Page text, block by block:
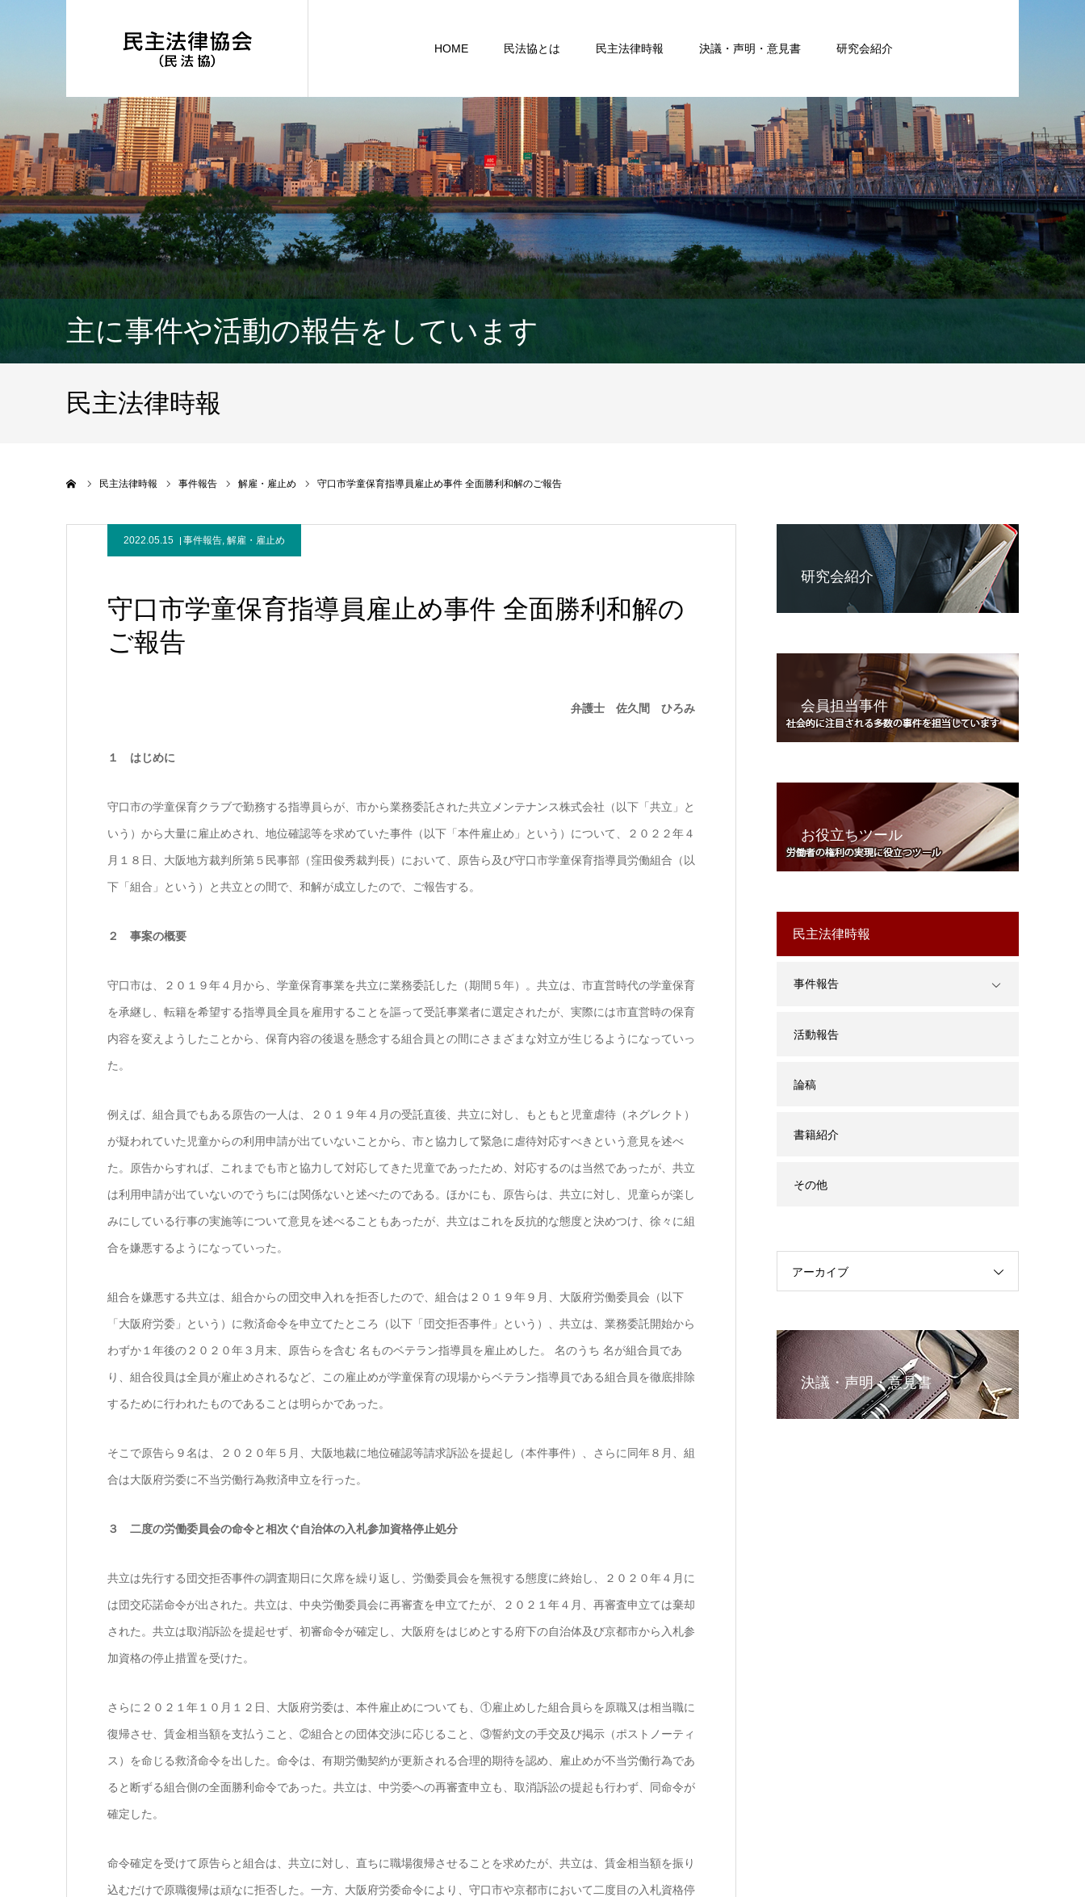
HOME 民法協とは 民主法律時報 決議・声明・意見書 研究会紹介
主に事件や活動の報告をしています
民主法律時報
民主法律時報 事件報告 解雇・雇止め 守口市学童保育指導員雇止め事件 全面勝利和解のご報告
2022.05.15 事件報告, 解雇・雇止め
守口市学童保育指導員雇止め事件 全面勝利和解の
ご報告
弁護士 佐久間 ひろみ
１ はじめに
守口市の学童保育クラブで勤務する指導員らが、市から業務委託された共立メンテナンス株式会社（以下「共立」と
いう）から大量に雇止めされ、地位確認等を求めていた事件（以下「本件雇止め」という）について、２０２２年４
月１８日、大阪地方裁判所第５民事部（窪田俊秀裁判長）において、原告ら及び守口市学童保育指導員労働組合（以
下「組合」という）と共立との間で、和解が成立したので、ご報告する。
２ 事案の概要
守口市は、２０１９年４月から、学童保育事業を共立に業務委託した（期間５年）。共立は、市直営時代の学童保育
を承継し、転籍を希望する指導員全員を雇用することを謳って受託事業者に選定されたが、実際には市直営時の保育
内容を変えようしたことから、保育内容の後退を懸念する組合員との間にさまざまな対立が生じるようになっていっ
た。
例えば、組合員でもある原告の一人は、２０１９年４月の受託直後、共立に対し、もともと児童虐待（ネグレクト）
が疑われていた児童からの利用申請が出ていないことから、市と協力して緊急に虐待対応すべきという意見を述べ
た。原告からすれば、これまでも市と協力して対応してきた児童であったため、対応するのは当然であったが、共立
は利用申請が出ていないのでうちには関係ないと述べたのである。ほかにも、原告らは、共立に対し、児童らが楽し
みにしている行事の実施等について意見を述べることもあったが、共立はこれを反抗的な態度と決めつけ、徐々に組
合を嫌悪するようになっていった。
組合を嫌悪する共立は、組合からの団交申入れを拒否したので、組合は２０１９年９月、大阪府労働委員会（以下
「大阪府労委」という）に救済命令を申立てたところ（以下「団交拒否事件」という）、共立は、業務委託開始から
わずか１年後の２０２０年３月末、原告らを含む 名ものベテラン指導員を雇止めした。 名のうち 名が組合員であ
り、組合役員は全員が雇止めされるなど、この雇止めが学童保育の現場からベテラン指導員である組合員を徹底排除
するために行われたものであることは明らかであった。
そこで原告ら９名は、２０２０年５月、大阪地裁に地位確認等請求訴訟を提起し（本件事件）、さらに同年８月、組
合は大阪府労委に不当労働行為救済申立を行った。
３ 二度の労働委員会の命令と相次ぐ自治体の入札参加資格停止処分
共立は先行する団交拒否事件の調査期日に欠席を繰り返し、労働委員会を無視する態度に終始し、２０２０年４月に
は団交応諾命令が出された。共立は、中央労働委員会に再審査を申立てたが、２０２１年４月、再審査申立ては棄却
された。共立は取消訴訟を提起せず、初審命令が確定し、大阪府をはじめとする府下の自治体及び京都市から入札参
加資格の停止措置を受けた。
さらに２０２１年１０月１２日、大阪府労委は、本件雇止めについても、①雇止めした組合員らを原職又は相当職に
復帰させ、賃金相当額を支払うこと、②組合との団体交渉に応じること、③誓約文の手交及び掲示（ポストノーティ
ス）を命じる救済命令を出した。命令は、有期労働契約が更新される合理的期待を認め、雇止めが不当労働行為であ
ると断ずる組合側の全面勝利命令であった。共立は、中労委への再審査申立も、取消訴訟の提起も行わず、同命令が
確定した。
命令確定を受けて原告らと組合は、共立に対し、直ちに職場復帰させることを求めたが、共立は、賃金相当額を振り
込むだけで原職復帰は頑なに拒否した。一方、大阪府労委命令により、守口市や京都市において二度目の入札資格停
研究会紹介
会員担当事件
お役立ちツール
民主法律時報
事件報告
活動報告
論稿
書籍紹介
その他
アーカイブ
決議・声明・意見書